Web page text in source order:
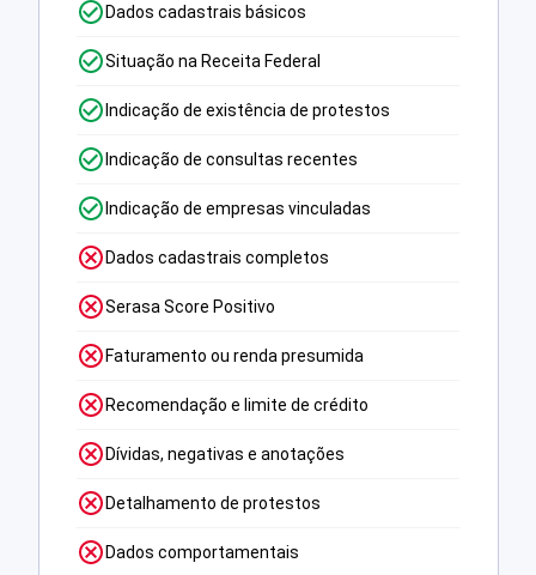
Dados cadastrais básicos
Situação na Receita Federal
Indicação de existência de protestos
Indicação de consultas recentes
Indicação de empresas vinculadas
Dados cadastrais completos
Serasa Score Positivo
Faturamento ou renda presumida
Recomendação e limite de crédito
Dívidas, negativas e anotações
Detalhamento de protestos
Dados comportamentais